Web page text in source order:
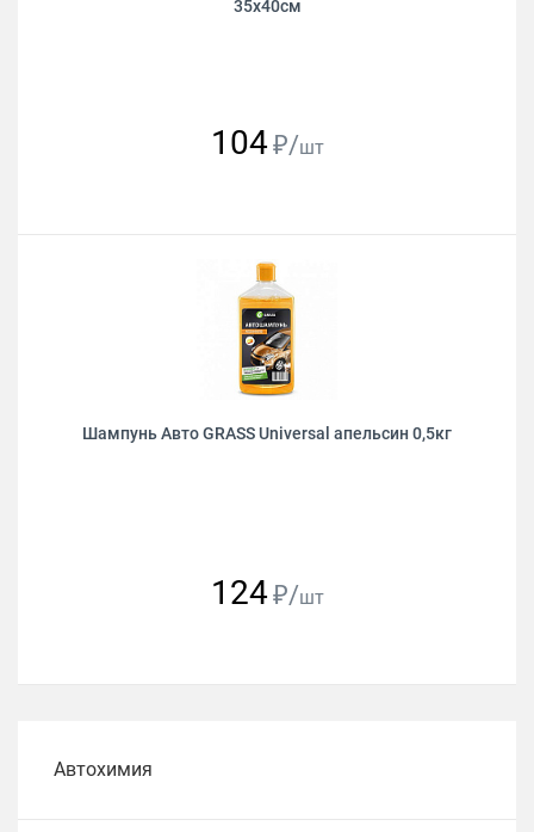
35х40см
104₽/шт
Шампунь Авто GRASS Universal апельсин 0,5кг
124₽/шт
Автохимия